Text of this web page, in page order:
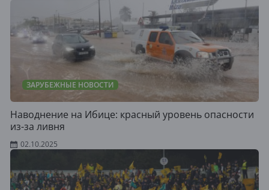
ЗАРУБЕЖНЫЕ НОВОСТИ
Наводнение на Ибице: красный уровень опасности
из-за ливня
02.10.2025